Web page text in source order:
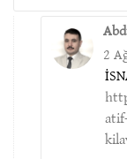
2